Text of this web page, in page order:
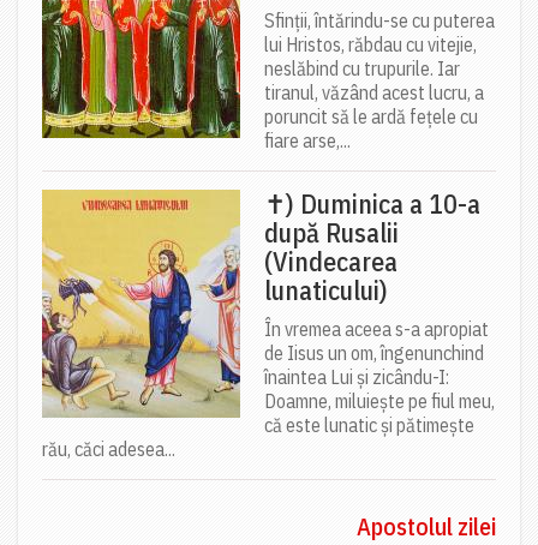
Sfinții, întărindu-se cu puterea
lui Hristos, răbdau cu vitejie,
neslăbind cu trupurile. Iar
tiranul, văzând acest lucru, a
poruncit să le ardă fețele cu
fiare arse,...
✝) Duminica a 10-a
după Rusalii
(Vindecarea
lunaticului)
În vremea aceea s-a apropiat
de Iisus un om, îngenunchind
înaintea Lui și zicându-I:
Doamne, miluiește pe fiul meu,
că este lunatic și pătimește
rău, căci adesea...
Apostolul zilei